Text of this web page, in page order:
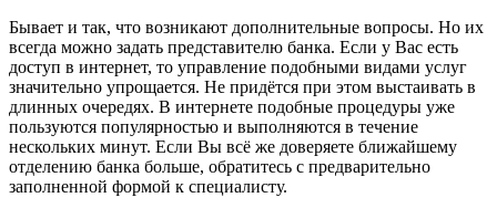
Бывает и так, что возникают дополнительные вопросы. Но их
всегда можно задать представителю банка. Если у Вас есть
доступ в интернет, то управление подобными видами услуг
значительно упрощается. Не придётся при этом выстаивать в
длинных очередях. В интернете подобные процедуры уже
пользуются популярностью и выполняются в течение
нескольких минут. Если Вы всё же доверяете ближайшему
отделению банка больше, обратитесь с предварительно
заполненной формой к специалисту.